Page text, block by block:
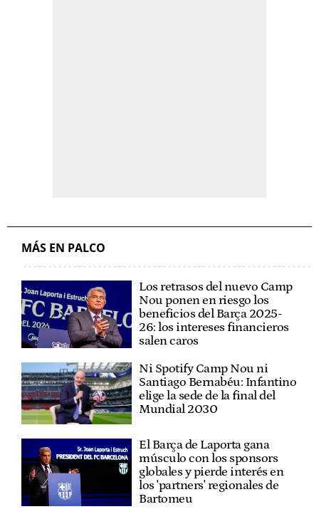
MÁS EN PALCO
Los retrasos del nuevo Camp
Nou ponen en riesgo los
beneficios del Barça 2025-
26: los intereses financieros
salen caros
Ni Spotify Camp Nou ni
Santiago Bernabéu: Infantino
elige la sede de la final del
Mundial 2030
El Barça de Laporta gana
músculo con los sponsors
globales y pierde interés en
los 'partners' regionales de
Bartomeu